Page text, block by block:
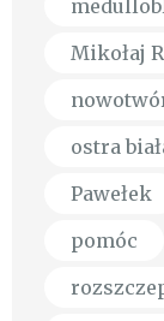
Mikołaj
ostra
Pawełek
pomóc